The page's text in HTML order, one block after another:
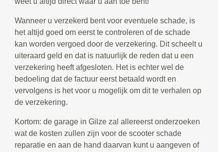
Wanneer u verzekerd bent voor eventuele schade, is
het altijd goed om eerst te controleren of de schade
kan worden vergoed door de verzekering. Dit scheelt u
uiteraard geld en dat is natuurlijk de reden dat u een
verzekering heeft afgesloten. Het is echter wel de
bedoeling dat de factuur eerst betaald wordt en
vervolgens is het voor u mogelijk om dit te verhalen op
de verzekering.
Kortom: de garage in Gilze zal allereerst onderzoeken
wat de kosten zullen zijn voor de scooter schade
reparatie en aan de hand daarvan kunt u aangeven of